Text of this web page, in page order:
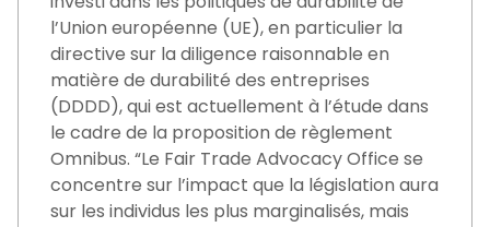
l’Union européenne (UE), en particulier la
directive sur la diligence raisonnable en
matière de durabilité des entreprises
(DDDD), qui est actuellement à l’étude dans
le cadre de la proposition de règlement
Omnibus. “Le Fair Trade Advocacy Office se
concentre sur l’impact que la législation aura
sur les individus les plus marginalisés, mais